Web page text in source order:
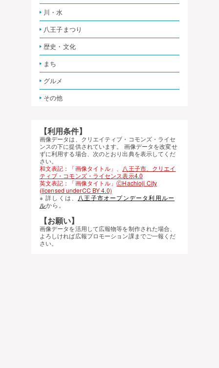
川・水
八王子まつり
歴史・文化
まち
グルメ
その他
【利用条件】
画像データは、クリエイティブ・コモンズ・ライセ
ンスの下に提供されています。 画像データを改変せ
ずに利用する場合、次のとおり出典を表示してくだ
さい。
和文表記：「画像タイトル」、 八王子市、クリエイ
ティブ・コモンズ・ライセンス表示4.0
英文表記：「画像タイトル」ⒸHachioji City
(licensed underCC BY 4.0)
※ 詳しくは、
八王子市オープンデータ利用ルー
ルから。
【お願い】
画像データを活用して広報物等を制作された場合、
よろしければ広報プロモーション課までご一報くだ
さい。